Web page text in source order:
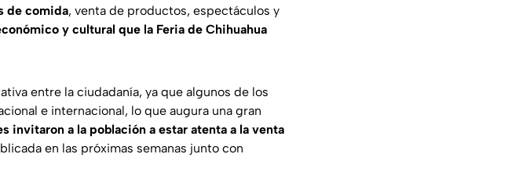
de comida, venta de productos, espectáculos y
y cultural que la Feria de Chihuahua
entre la ciudadanía, ya que algunos de los
e internacional, lo que augura una gran
invitaron a la población a estar atenta a la venta
en las próximas semanas junto con